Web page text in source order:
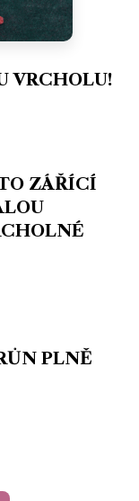
VRCHOLU!
ZÁŘÍCÍ
PLNĚ